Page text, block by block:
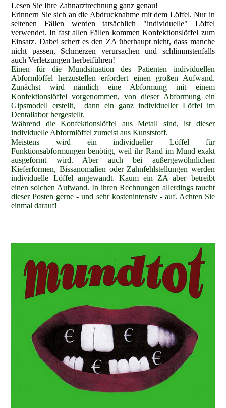
Lesen Sie Ihre Zahnarztrechnung ganz genau!
Erinnern Sie sich an die Abdrucknahme mit dem Löffel. Nur in
seltenen Fällen werden tatsächlich "individuelle" Löffel
verwendet. In fast allen Fällen kommen Konfektionslöffel zum
Einsatz. Dabei schert es den ZA überhaupt nicht, dass manche
nicht passen, Schmerzen verursachen und schlimmstenfalls
auch Verletzungen herbeiführen!
Einen für die Mundsituation des Patienten individuellen
Abformlöffel herzustellen erfordert einen großen Aufwand.
Zunächst wird nämlich eine Abformung mit einem
Konfektionslöffel vorgenommen, von dieser Abformung ein
Gipsmodell erstellt, dann ein ganz individueller Löffel im
Dentallabor hergestellt.
Während die Konfektionslöffel aus Metall sind, ist dieser
individuelle Abformlöffel zumeist aus Kunststoff.
Meistens wird ein individueller Löffel für
Funktionsabformungen benötigt, weil ihr Rand im Mund exakt
ausgeformt wird. Aber auch bei außergewöhnlichen
Kieferformen, Bissanomalien oder Zahnfehlstellungen werden
individuelle Löffel angewandt. Kaum ein ZA aber betreibt
einen solchen Aufwand. In ihren Rechnungen allerdings taucht
dieser Posten gerne - und sehr kostenintensiv - auf. Achten Sie
einmal darauf!